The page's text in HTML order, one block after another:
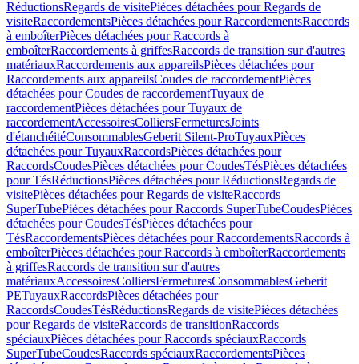
RéductionsRegards de visitePièces détachées pour Regards de
visiteRaccordementsPièces détachées pour RaccordementsRaccords
à emboîterPièces détachées pour Raccords à
emboîterRaccordements à griffesRaccords de transition sur d'autres
matériauxRaccordements aux appareilsPièces détachées pour
Raccordements aux appareilsCoudes de raccordementPièces
détachées pour Coudes de raccordementTuyaux de
raccordementPièces détachées pour Tuyaux de
raccordementAccessoiresColliersFermeturesJoints
d'étanchéitéConsommablesGeberit Silent-ProTuyauxPièces
détachées pour TuyauxRaccordsPièces détachées pour
RaccordsCoudesPièces détachées pour CoudesTésPièces détachées
pour TésRéductionsPièces détachées pour RéductionsRegards de
visitePièces détachées pour Regards de visiteRaccords
SuperTubePièces détachées pour Raccords SuperTubeCoudesPièces
détachées pour CoudesTésPièces détachées pour
TésRaccordementsPièces détachées pour RaccordementsRaccords à
emboîterPièces détachées pour Raccords à emboîterRaccordements
à griffesRaccords de transition sur d'autres
matériauxAccessoiresColliersFermeturesConsommablesGeberit
PETuyauxRaccordsPièces détachées pour
RaccordsCoudesTésRéductionsRegards de visitePièces détachées
pour Regards de visiteRaccords de transitionRaccords
spéciauxPièces détachées pour Raccords spéciauxRaccords
SuperTubeCoudesRaccords spéciauxRaccordementsPièces